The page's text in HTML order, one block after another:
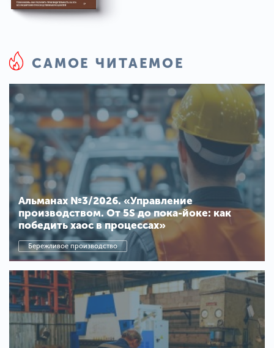
САМОЕ ЧИТАЕМОЕ
Альманах №3/2026. «Управление
производством. От 5S до пока-йоке: как
победить хаос в процессах»
Бережливое производство